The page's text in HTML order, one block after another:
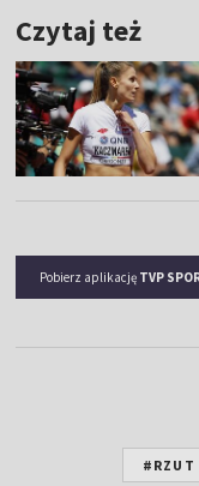
Czytaj też
Pobierz aplikację TVP
#RZUT